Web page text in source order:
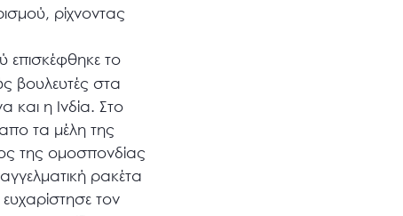
ρίχνοντας
το
βουλευτές στα
η Ινδία. Στο
τα μέλη της
της ομοσπονδίας
ρακέτα
τον